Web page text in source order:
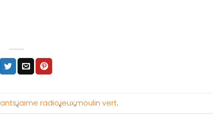
,jaime radio,jeux,moulin vert.